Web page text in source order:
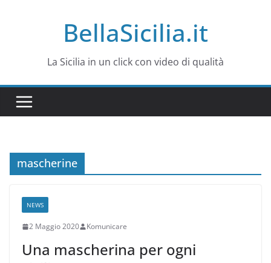
BellaSicilia.it
La Sicilia in un click con video di qualità
mascherine
NEWS
2 Maggio 2020 Komunicare
Una mascherina per ogni